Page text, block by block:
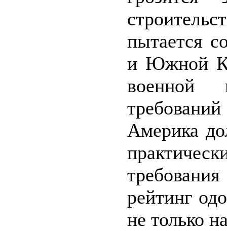
пытается
и Южной
военной
Америка
рейтинг
не только